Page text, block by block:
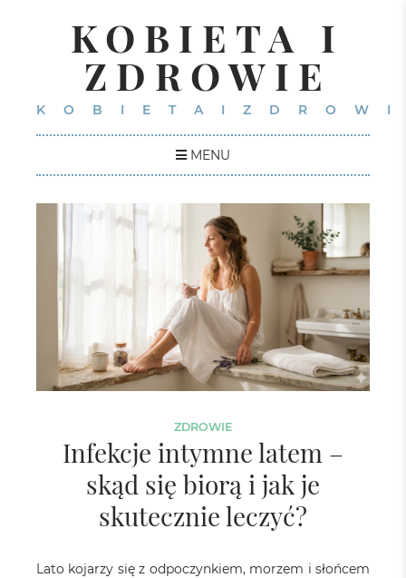
KOBIETA I
ZDROWIE
MENU
ZDROWIE
Infekcje intymne latem –
skąd się biorą i jak je
skutecznie leczyć?
Lato kojarzy się z odpoczynkiem, morzem i słońcem